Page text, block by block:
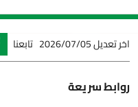
2026/07/05 تابعنا